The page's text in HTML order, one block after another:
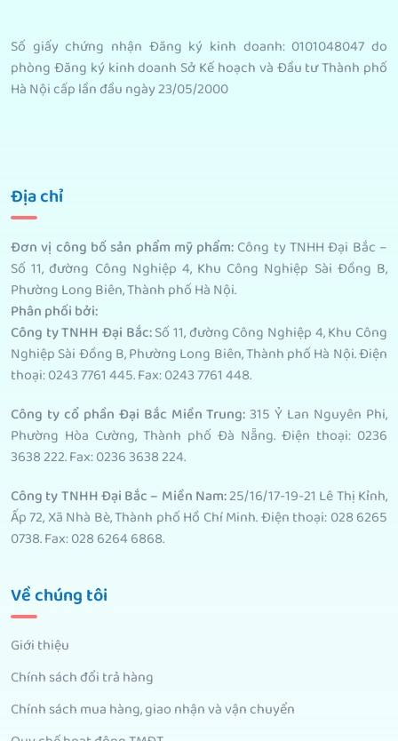
Số giấy chứng nhận Đăng ký kinh doanh: 0101048047 do
phòng Đăng ký kinh doanh Sở Kế hoạch và Đầu tư Thành phố
Hà Nội cấp lần đầu ngày 23/05/2000
Địa chỉ
Đơn vị công bố sản phẩm mỹ phẩm: Công ty TNHH Đại Bắc –
Số 11, đường Công Nghiệp 4, Khu Công Nghiệp Sài Đồng B,
Phường Long Biên, Thành phố Hà Nội.
Phân phối bởi:
Công ty TNHH Đại Bắc:Số 11, đường Công Nghiệp 4, Khu Công
Nghiệp Sài Đồng B, Phường Long Biên, Thành phố Hà Nội. Điện
thoại: 0243 7761 445. Fax: 0243 7761 448.
Công ty cổ phần Đại Bắc Miền Trung: 315 Ỷ Lan Nguyên Phi,
Phường Hòa Cường, Thành phố Đà Nẵng. Điện thoại: 0236
3638 222. Fax: 0236 3638 224.
Công ty TNHH Đại Bắc – Miền Nam:25/16/17-19-21 Lê Thị Kỉnh,
Ấp 72, Xã Nhà Bè, Thành phố Hồ Chí Minh. Điện thoại: 028 6265
0738. Fax: 028 6264 6868.
Về chúng tôi
Giới thiệu
Chính sách đổi trả hàng
Chính sách mua hàng, giao nhận và vận chuyển